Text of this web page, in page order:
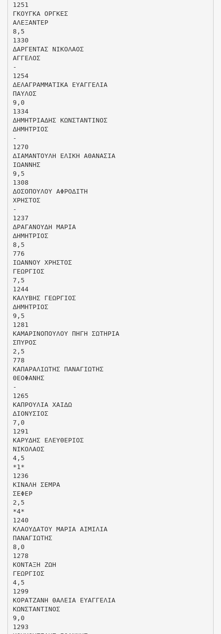
1251
ΓΚΟΥΓΚΑ ΟΡΓΚΕΣ
ΑΛΕΞΑΝΤΕΡ
8,5
1330
∆ΑΡΓΕΝΤΑΣ ΝΙΚΟΛΑΟΣ
ΑΓΓΕΛΟΣ
-
1254
∆ΕΛΑΓΡΑΜΜΑΤΙΚΑ ΕΥΑΓΓΕΛΙΑ
ΠΑΥΛΟΣ
9,0
1334
∆ΗΜΗΤΡΙΑ∆ΗΣ ΚΩΝΣΤΑΝΤΙΝΟΣ
∆ΗΜΗΤΡΙΟΣ
-
1270
∆ΙΑΜΑΝΤΟΥΛΗ ΕΛΙΚΗ ΑΘΑΝΑΣΙΑ
ΙΩΑΝΝΗΣ
9,5
1308
∆ΟΣΟΠΟΥΛΟΥ ΑΦΡΟ∆ΙΤΗ
ΧΡΗΣΤΟΣ
-
1237
∆ΡΑΓΑΝΟΥ∆Η ΜΑΡΙΑ
∆ΗΜΗΤΡΙΟΣ
8,5
776
ΙΩΑΝΝΟΥ ΧΡΗΣΤΟΣ
ΓΕΩΡΓΙΟΣ
7,5
1244
ΚΑΛΥΒΗΣ ΓΕΩΡΓΙΟΣ
∆ΗΜΗΤΡΙΟΣ
9,5
1281
ΚΑΜΑΡΙΝΟΠΟΥΛΟΥ ΠΗΓΗ ΣΩΤΗΡΙΑ
ΣΠΥΡΟΣ
2,5
778
ΚΑΠΑΡΑΛΙΩΤΗΣ ΠΑΝΑΓΙΩΤΗΣ
ΘΕΟΦΑΝΗΣ
-
1265
ΚΑΠΡΟΥΛΙΑ ΧΑΙ∆Ω
∆ΙΟΝΥΣΙΟΣ
7,0
1291
ΚΑΡΥ∆ΗΣ ΕΛΕΥΘΕΡΙΟΣ
ΝΙΚΟΛΑΟΣ
4,5
*1*
1236
ΚΙΝΑΛΗ ΣΕΜΡΑ
ΣΕΦΕΡ
2,5
*4*
1240
ΚΛΑΟΥ∆ΑΤΟΥ ΜΑΡΙΑ ΑΙΜΙΛΙΑ
ΠΑΝΑΓΙΩΤΗΣ
8,0
1278
ΚΟΝΤΑΞΗ ΖΩΗ
ΓΕΩΡΓΙΟΣ
4,5
1299
ΚΟΡΑΤΖΑΝΗ ΘΑΛΕΙΑ ΕΥΑΓΓΕΛΙΑ
ΚΩΝΣΤΑΝΤΙΝΟΣ
9,0
1293